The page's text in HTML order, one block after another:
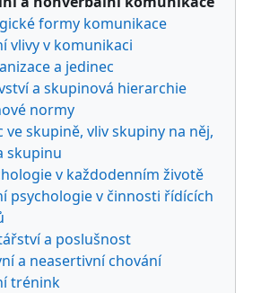
formy komunikace
vlivy v komunikaci
a jedinec
a skupinová hierarchie
normy
ve skupině, vliv skupiny na něj,
skupinu
v každodenním životě
psychologie v činnosti řídících
a poslušnost
a neasertivní chování
trénink